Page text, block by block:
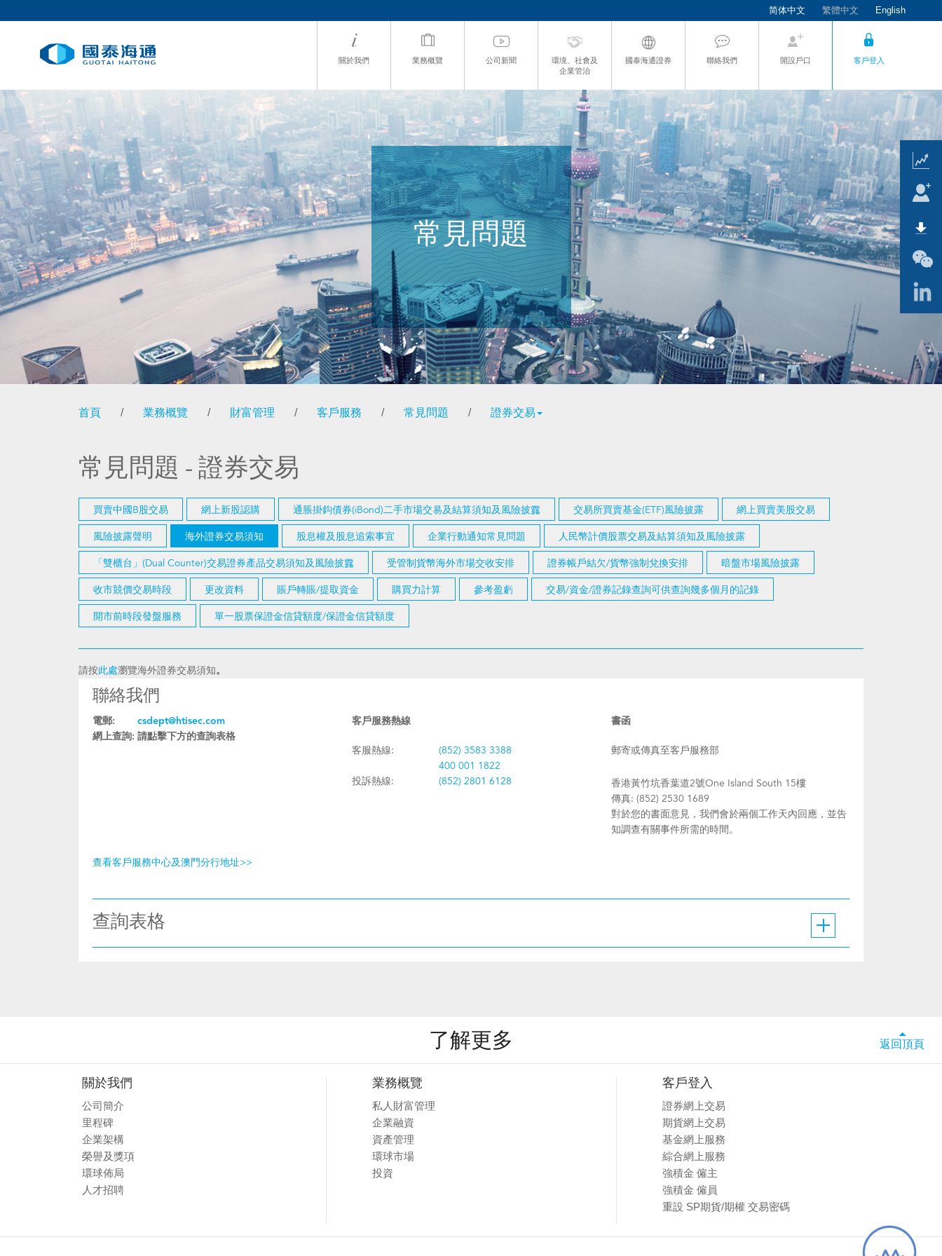
简体中文 繁體中文 English
關於我們 業務概覽 公司新聞
環境、社會及
企業管治
國泰海通證券 聯絡我們 開設戶口 客戶登入
常見問題
首頁 / 業務概覽 / 財富管理 / 客戶服務 / 常見問題 / 證券交易
常見問題 - 證券交易
買賣中國B股交易 網上新股認購 通脹掛鈎債券(iBond)二手市場交易及結算須知及風險披露 交易所買賣基金(ETF)風險披露
網上買賣美股交易
風險披露聲明
海外證券交易須知 股息權及股息追索事宜 企業行動通知常見問題
人民幣計價股票交易及結算須知及風險披露
「雙櫃台」(Dual Counter)交易證券產品交易須知及風險披露
受管制貨幣海外市場交收安排 證券帳戶結欠/貨幣強制兌換安排
暗盤市場風險披露
收市競價交易時段
更改資料 賬戶轉賬/提取資金 購買力計算 參考盈虧
交易/資金/證券記錄查詢可供查詢幾多個月的記錄
開市前時段發盤服務
單一股票保證金信貸額度/保證金信貸額度
請按此處瀏覽海外證券交易須知。
聯絡我們
電郵:
csdept@htisec.com
網上查詢: 請點擊下方的查詢表格
客戶服務熱線
客服熱線:
(852) 3583 3388
400 001 1822
投訴熱線:
(852) 2801 6128
書函
郵寄或傳真至客戶服務部
香港黃竹坑香葉道2號One Island South 15樓
傳真: (852) 2530 1689
對於您的書面意見，我們會於兩個工作天內回應，並告
知調查有關事件所需的時間。
查看客戶服務中心及澳門分行地址>>
查詢表格
了解更多 返回頂頁
關於我們
公司簡介
里程碑
企業架構
榮譽及獎項
環球佈局
人才招聘
業務概覽
私人財富管理
企業融資
資產管理
環球市場
投資
客戶登入
證券網上交易
期貨網上交易
基金網上服務
綜合網上服務
強積金 僱主
強積金 僱員
重設 SP期貨/期權 交易密碼